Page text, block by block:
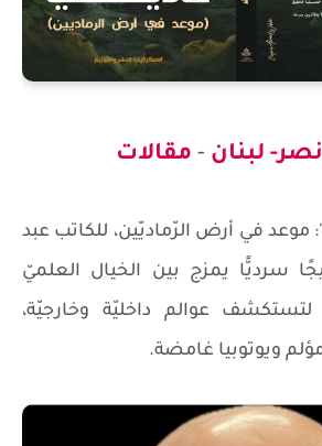
نصر- لبنان - مقالات
موعد في أرض الرّماديّين، للكاتب عبد
سرديًّا يمزج بين الخيال العلميّ
لتستكشف عوالم داخليّة وخارجيّة،
ويوتوبيا غامضة.